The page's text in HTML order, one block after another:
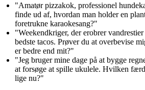
"Amatør pizzakok, professionel
finde ud af, hvordan man holder en
foretrukne karaokesang?"
"Weekendkriger, der erobrer
bedste tacos. Prøver du at overbevise
er bedre end mit?"
"Jeg bruger mine dage på at bygge
at forsøge at spille ukulele. Hvilken
lige nu?"